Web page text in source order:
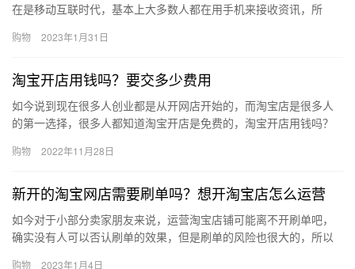
在是移动互联时代，基本上大多数人都在用手机来接收资讯，所
也要跟…
购物 2023年1月31日
淘宝开店用钱吗？要交多少费用
如今说到现在很多人创业都是从开网店开始的，而淘宝店是很多人
的第一选择，很多人都知道淘宝开店是免费的，淘宝开店用钱吗？
该知道…
购物 2022年11月28日
新开的淘宝网店需要刷单吗？想开淘宝店怎么运营
如今对于小部分卖家朋友来说，运营淘宝店铺可能离不开刷单吧，
确实没有人可以否认刷单的效果，但是刷单的风险也很大的，所以
购物 2023年1月4日